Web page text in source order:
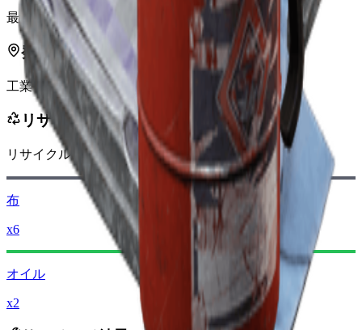
最終更新 Nov 10, 2025
発見場所
工業
リサイクル結果
リサイクル時の獲得量 -100 減少 レイダーコイン
布
x6
オイル
x2